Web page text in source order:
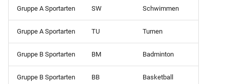
Klasse gruppiert)
Schülerliste (Fehlzeiten
Schüler gruppiert)
Schülerliste (Förderung)
Schülersummendaten
Klassenliste mit
Schülersummendaten
Gruppe A Sportarten SW Schwimmen
Gruppe A Sportarten TU Turnen
Gruppe B Sportarten BM Badminton
Gruppe B Sportarten BB Basketball